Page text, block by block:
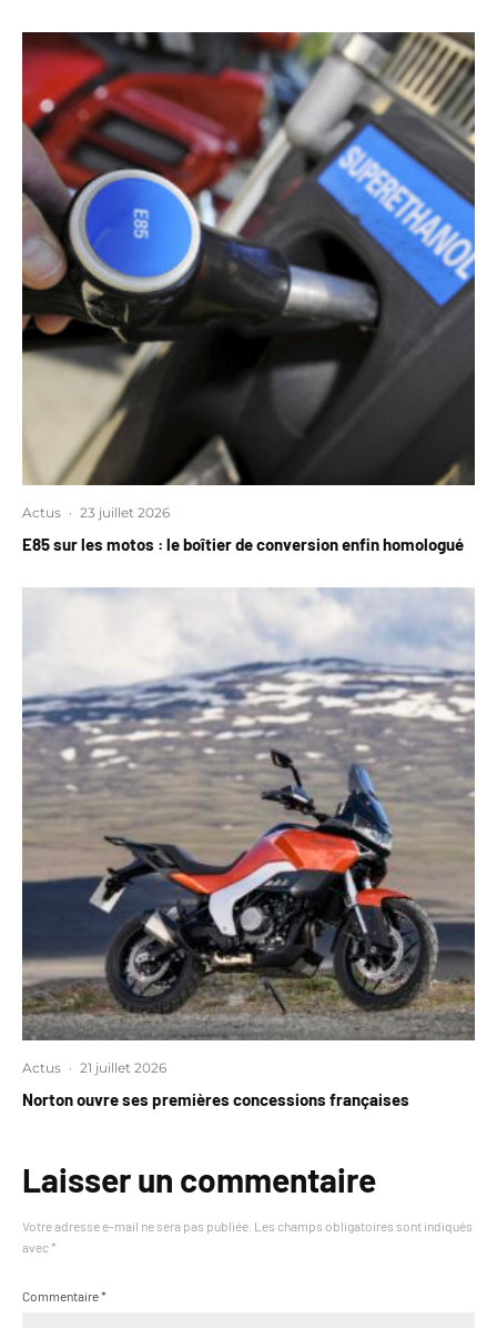
Actus · 23 juillet 2026
E85 sur les motos : le boîtier de conversion enfin homologué
Actus · 21 juillet 2026
Norton ouvre ses premières concessions françaises
Laisser un commentaire
Votre adresse e-mail ne sera pas publiée. Les champs obligatoires sont indiqués
avec *
Commentaire*